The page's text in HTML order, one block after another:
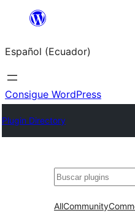
Saltar
contenido
Español (Ecuador)
Consigue WordPress
Plugin Directory
Buscar
AllCommunity